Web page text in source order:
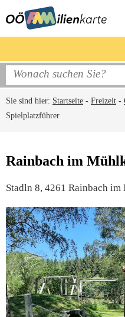
Sie sind hier: Startseite - Freizeit -
Spielplatzführer
Rainbach im
Stadln 8, 4261 Rainbach